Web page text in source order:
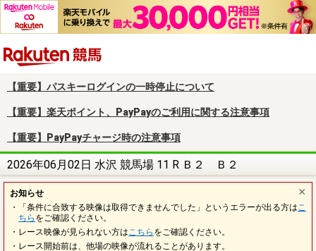
【重要】パスキーログインの一時停止について
【重要】楽天ポイント、PayPayのご利用に関する注意事項
【重要】PayPayチャージ時の注意事項
2026年06月02日 水沢 競馬場 11 R Ｂ２ Ｂ２
お知らせ
・「条件に合致する映像は取得できませんでした」というエラーが出る方は こ
ちら をご確認ください。
・レース映像が見られない方は こちら をご確認ください。
・レース開始前は、他場の映像が流れることがあります。